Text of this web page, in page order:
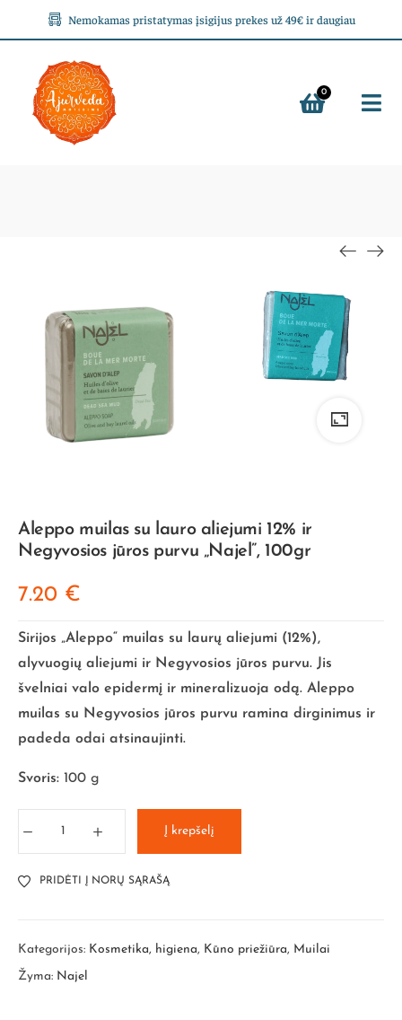
Nemokamas pristatymas įsigijus prekes už 49€ ir daugiau
0
Aleppo muilas su lauro aliejumi 12% ir
Negyvosios jūros purvu „Najel”, 100gr
7.20 €
Sirijos „Aleppo“ muilas su laurų aliejumi (12%),
alyvuogių aliejumi ir Negyvosios jūros purvu. Jis
švelniai valo epidermį ir mineralizuoja odą. Aleppo
muilas su Negyvosios jūros purvu ramina dirginimus ir
padeda odai atsinaujinti.
Svoris: 100 g
Į krepšelį
PRIDĖTI Į NORŲ SĄRAŠĄ
Kategorijos: Kosmetika, higiena, Kūno priežiūra, Muilai
Žyma: Najel